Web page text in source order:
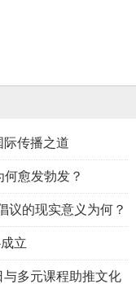
际传播之道
愈发勃发？
议的现实意义为何？
立
多元课程助推文化